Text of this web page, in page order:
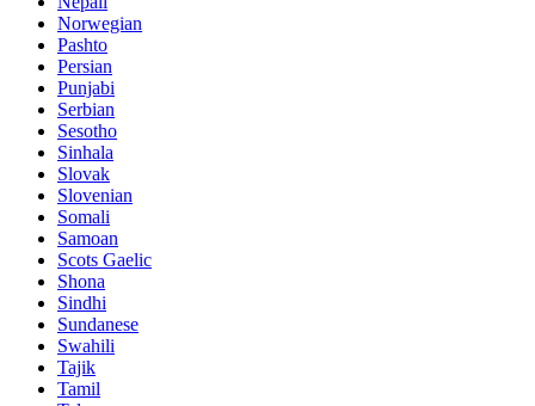
Norwegian
Pashto
Persian
Punjabi
Serbian
Sesotho
Sinhala
Slovak
Slovenian
Somali
Samoan
Scots Gaelic
Shona
Sindhi
Sundanese
Swahili
Tajik
Tamil